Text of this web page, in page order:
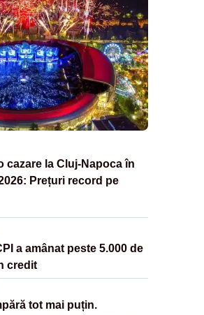
cazare la Cluj-Napoca în
Prețuri record pe
a amânat peste 5.000 de
credit
tot mai puțin.